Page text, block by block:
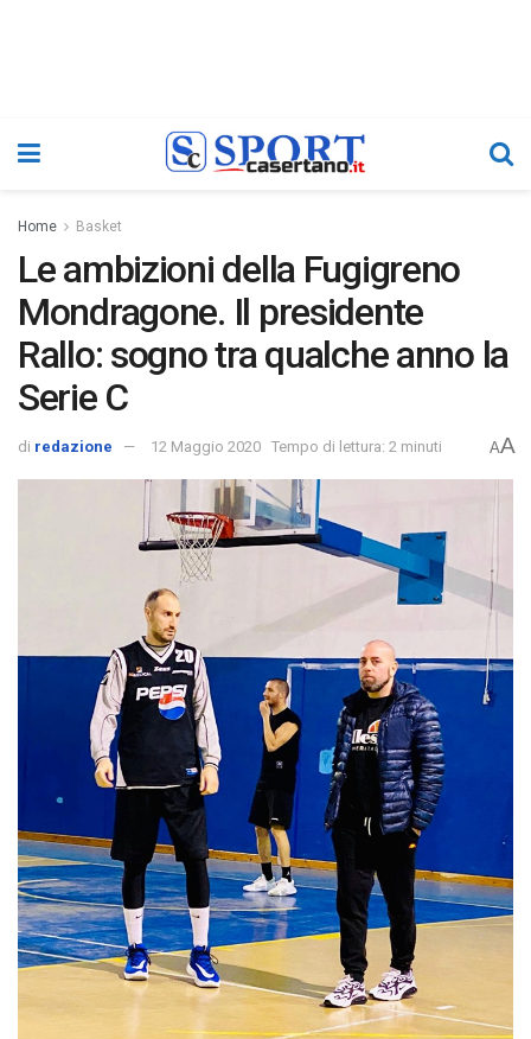
Home Basket
Le ambizioni della Fugigreno
Mondragone. Il presidente
Rallo: sogno tra qualche anno la
Serie C
di redazione 12 Maggio 2020 Tempo di lettura: 2 minuti AA